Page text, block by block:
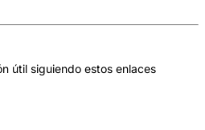
útil siguiendo estos enlaces